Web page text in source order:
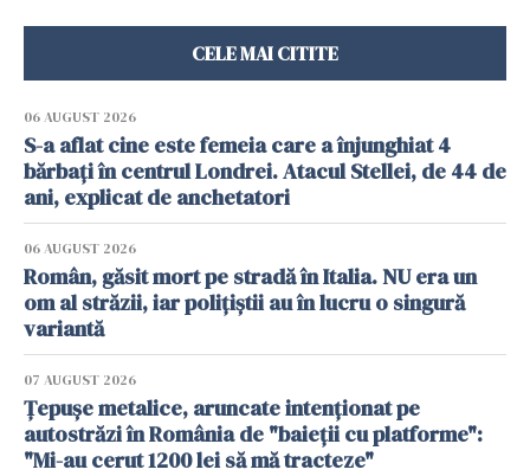
CELE MAI CITITE
06 AUGUST 2026
S-a aflat cine este femeia care a înjunghiat 4
bărbați în centrul Londrei. Atacul Stellei, de 44 de
ani, explicat de anchetatori
06 AUGUST 2026
Român, găsit mort pe stradă în Italia. NU era un
om al străzii, iar polițiștii au în lucru o singură
variantă
07 AUGUST 2026
Țepușe metalice, aruncate intenționat pe
autostrăzi în România de "baieții cu platforme":
"Mi-au cerut 1200 lei să mă tracteze"